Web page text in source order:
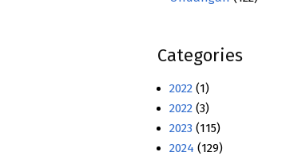
Categories
2022 (1)
2022 (3)
2023 (115)
2024 (129)